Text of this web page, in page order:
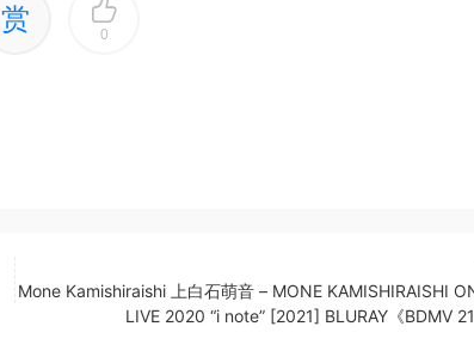
赏 0
Mone Kamishiraishi 上白石萌音 – MONE KAMISHIRAISHI
LIVE 2020 “i note” [2021] BLURAY《BDMV